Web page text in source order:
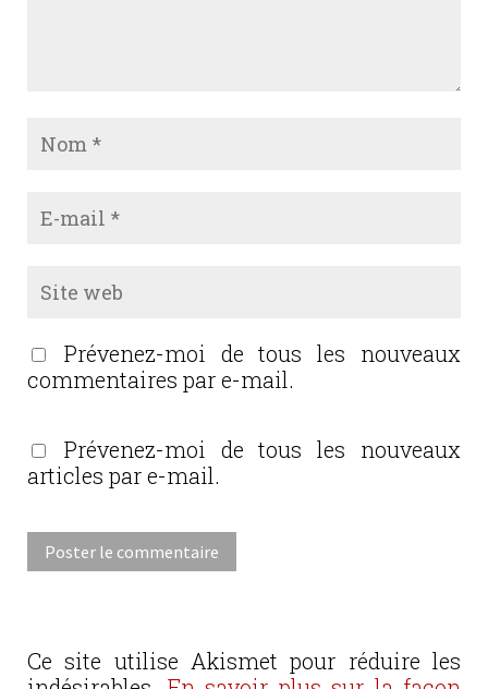
Prévenez-moi de tous les nouveaux
commentaires par e-mail.
Prévenez-moi de tous les nouveaux
articles par e-mail.
Ce site utilise Akismet pour réduire les